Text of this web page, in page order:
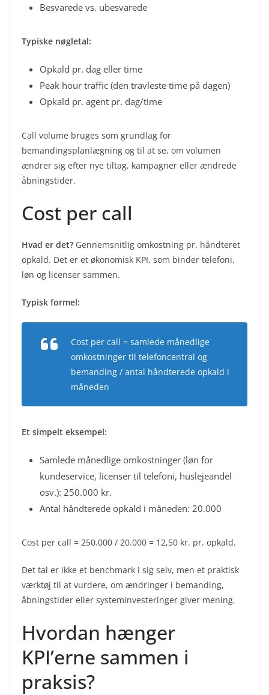
Besvarede vs. ubesvarede
Typiske nøgletal:
Opkald pr. dag eller time
Peak hour traffic (den travleste time på dagen)
Opkald pr. agent pr. dag/time
Call volume bruges som grundlag for
bemandingsplanlægning og til at se, om volumen
ændrer sig efter nye tiltag, kampagner eller ændrede
åbningstider.
Cost per call
Hvad er det? Gennemsnitlig omkostning pr. håndteret
opkald. Det er et økonomisk KPI, som binder telefoni,
løn og licenser sammen.
Typisk formel:
Cost per call = samlede månedlige
omkostninger til telefoncentral og
bemanding / antal håndterede opkald i
måneden
Et simpelt eksempel:
Samlede månedlige omkostninger (løn for
kundeservice, licenser til telefoni, huslejeandel
osv.): 250.000 kr.
Antal håndterede opkald i måneden: 20.000
Cost per call = 250.000 / 20.000 = 12,50 kr. pr. opkald.
Det tal er ikke et benchmark i sig selv, men et praktisk
værktøj til at vurdere, om ændringer i bemanding,
åbningstider eller systeminvesteringer giver mening.
Hvordan hænger
KPI’erne sammen i
praksis?